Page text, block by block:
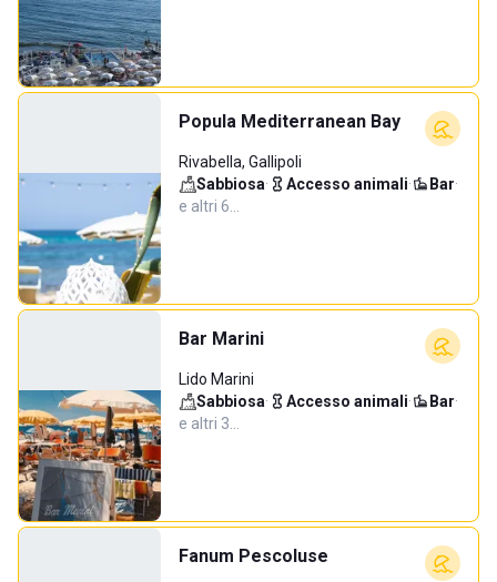
Popula Mediterranean Bay
Rivabella, Gallipoli
Sabbiosa· Accesso animali· Bar·
e altri 6…
Bar Marini
Lido Marini
Sabbiosa· Accesso animali· Bar·
e altri 3…
Fanum Pescoluse